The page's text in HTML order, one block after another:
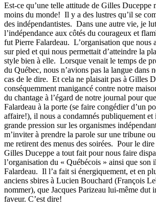
Est-ce qu’une telle attitude de Gilles Duceppe
moins du monde! Il y a des lustres qu’il se
des indépendantistes. Dans une autre vie, je
l’indépendance aux côtés du courageux et
fut Pierre Falardeau. L’organisation que nous
sur pied et qui nous permettait d’atteindre la
style bien à elle. Lorsque venait le temps de
du Québec, nous n’avions pas la langue dans
cas de le dire. Et cela ne plaisait pas à Gilles
conséquemment manigancé contre notre
du chantage à l’égard de notre journal pour
Falardeau à la porte (se faire congédier d’un
affaire!), il nous a condamnés publiquement et
grande pression sur les organismes
m’inviter à prendre la parole sur une tribune
me retirent des menus des soirées. Pour le
Gilles Duceppe a tout fait pour nous faire
l’organisation du « Québécois » ainsi que son
Falardeau. Il l’a fait si énergiquement, et en
anciens sbires à Lucien Bouchard (François
nommer), que Jacques Parizeau lui-même dut
faveur. C’est dire!